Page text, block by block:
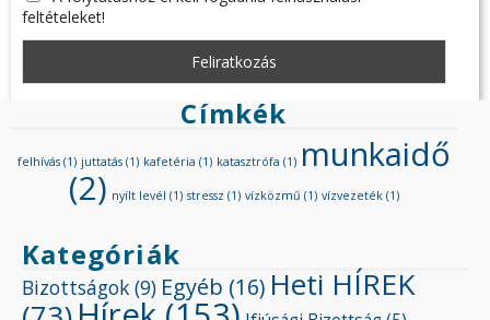
feltételeket!
Címkék
felhívás (1) juttatás (1) kafetéria (1) katasztrófa (1) munkaidő
(2) nyílt levél (1) stressz (1) vízközmű (1) vízvezeték (1)
Kategóriák
Bizottságok (9) Egyéb (16) Heti HÍREK